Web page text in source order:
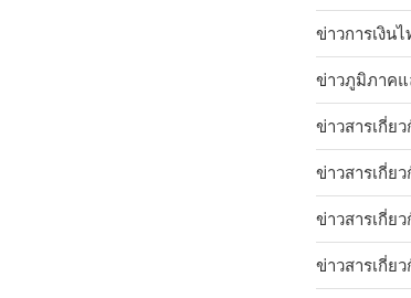
ข่าวการเงิน
ข่าวภูมิภาค
ข่าวสารเกี่ย
ข่าวสารเกี่ย
ข่าวสารเกี่ย
ข่าวสารเกี่ย